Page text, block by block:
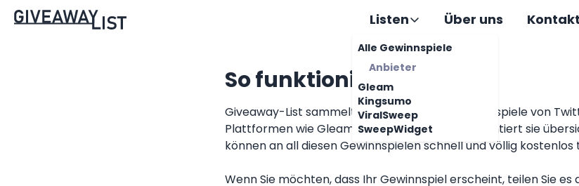
Listen
Alle Gewinnspiele
Anbieter
Gleam
Kingsumo
ViralSweep
SweepWidget
Über uns Kontakt
So funktioniert's
Giveaway-List sammelt automatisch alle Gewinnspiele von
Plattformen wie Gleam und Kingsumo und präsentiert sie
können an all diesen Gewinnspielen schnell und völlig kostenlos
Wenn Sie möchten, dass Ihr Gewinnspiel erscheint, teilen Sie